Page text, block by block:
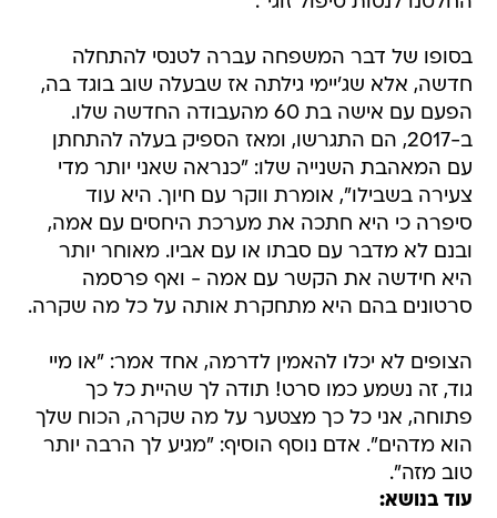
בסופו של דבר המשפחה עברה לטנסי להתחלה
חדשה, אלא שג'יימי גילתה אז שבעלה שוב בוגד בה,
הפעם עם אישה בת 60 מהעבודה החדשה שלו.
ב-2017, הם התגרשו, ומאז הספיק בעלה להתחתן
עם המאהבת השנייה שלו: "כנראה שאני יותר מדי
צעירה בשבילו", אומרת ווקר עם חיוך. היא עוד
סיפרה כי היא חתכה את מערכת היחסים עם אמה,
ובנם לא מדבר עם סבתו או עם אביו. מאוחר יותר
היא חידשה את הקשר עם אמה - ואף פרסמה
סרטונים בהם היא מתחקרת אותה על כל מה שקרה.
הצופים לא יכלו להאמין לדרמה, אחד אמר: "או מיי
גוד, זה נשמע כמו סרט! תודה לך שהיית כל כך
פתוחה, אני כל כך מצטער על מה שקרה, הכוח שלך
הוא מדהים". אדם נוסף הוסיף: "מגיע לך הרבה יותר
טוב מזה".
עוד בנושא: